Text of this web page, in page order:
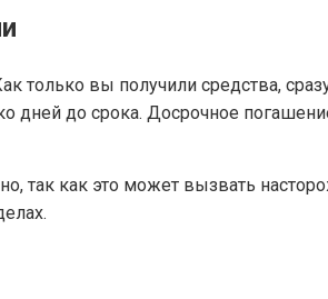
вы получили средства,
дней до срока. Досрочное
так как это может вызвать